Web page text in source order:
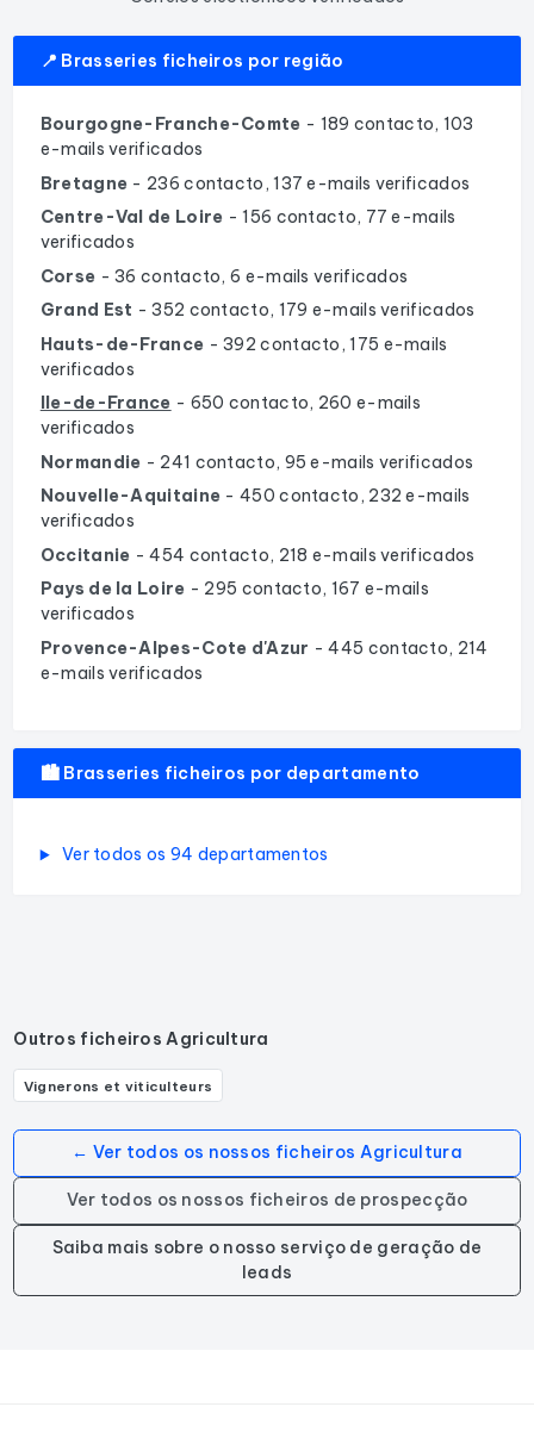
📍 Brasseries ficheiros por região
Bourgogne-Franche-Comte - 189 contacto, 103
e-mails verificados
Bretagne - 236 contacto, 137 e-mails verificados
Centre-Val de Loire - 156 contacto, 77 e-mails
verificados
Corse - 36 contacto, 6 e-mails verificados
Grand Est - 352 contacto, 179 e-mails verificados
Hauts-de-France - 392 contacto, 175 e-mails
verificados
Ile-de-France - 650 contacto, 260 e-mails
verificados
Normandie - 241 contacto, 95 e-mails verificados
Nouvelle-Aquitaine - 450 contacto, 232 e-mails
verificados
Occitanie - 454 contacto, 218 e-mails verificados
Pays de la Loire - 295 contacto, 167 e-mails
verificados
Provence-Alpes-Cote d'Azur - 445 contacto, 214
e-mails verificados
🏙️ Brasseries ficheiros por departamento
Ver todos os 94 departamentos
Outros ficheiros Agricultura
Vignerons et viticulteurs
← Ver todos os nossos ficheiros Agricultura
Ver todos os nossos ficheiros de prospecção
Saiba mais sobre o nosso serviço de geração de
leads